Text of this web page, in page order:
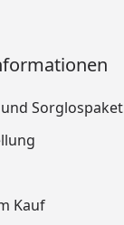
Sorglospaket
Kauf